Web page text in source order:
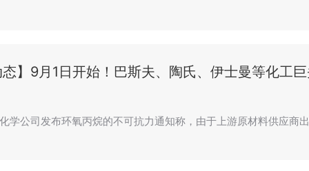
】9月1日开始！巴斯夫、陶氏、伊士曼等化工
学公司发布环氧丙烷的不可抗力通知称，由于上游原材料供应商